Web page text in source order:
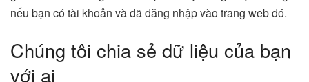
nếu bạn có tài khoản và đã đăng nhập vào trang web đó.
Chúng tôi chia sẻ dữ liệu của bạn
với ai